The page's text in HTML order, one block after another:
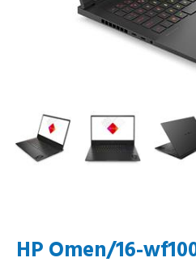
HP Omen/16-